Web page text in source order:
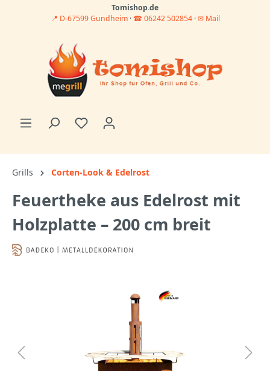
Tomishop.de
📍 D-67599 Gundheim · ☎ 06242 502854·✉ Mail
Grills Corten-Look & Edelrost
Feuertheke aus Edelrost mit
Holzplatte – 200 cm breit